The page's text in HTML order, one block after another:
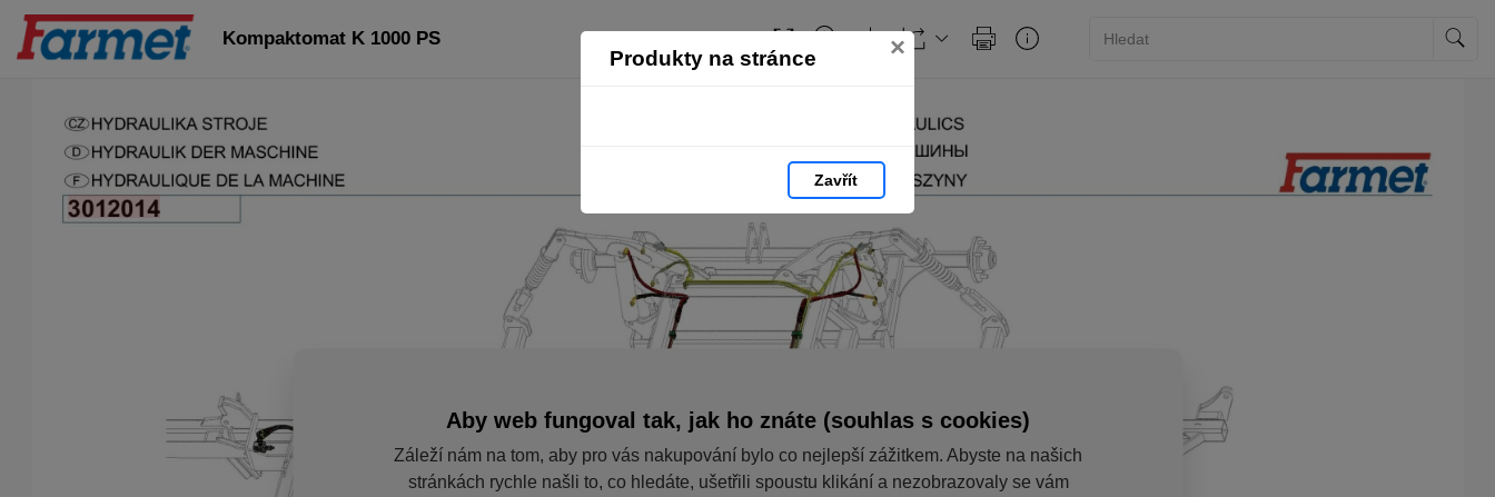
Produkty na stránce ×
Zavřít
Kompaktomat K 1000 PS
Aby web fungoval tak, jak ho znáte (souhlas s cookies)
Záleží nám na tom, aby pro vás nakupování bylo co nejlepší zážitkem. Abyste na našich
stránkách rychle našli to, co hledáte, ušetřili spoustu klikání a nezobrazovaly se vám